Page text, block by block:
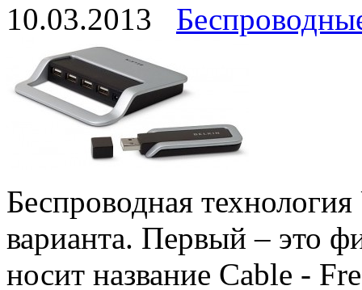
10.03.2013
Беспроводная
варианта. Первый – это
носит название Cable -